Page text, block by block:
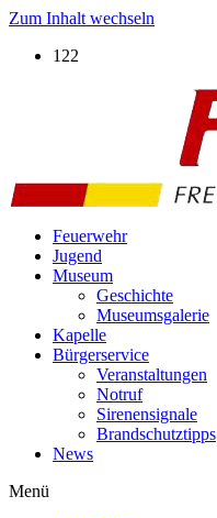
Zum Inhalt wechseln
122
Feuerwehr
Jugend
Museum
Geschichte
Museumsgalerie
Kapelle
Bürgerservice
Veranstaltungen
Notruf
Sirenensignale
Brandschutztipps
News
Menü